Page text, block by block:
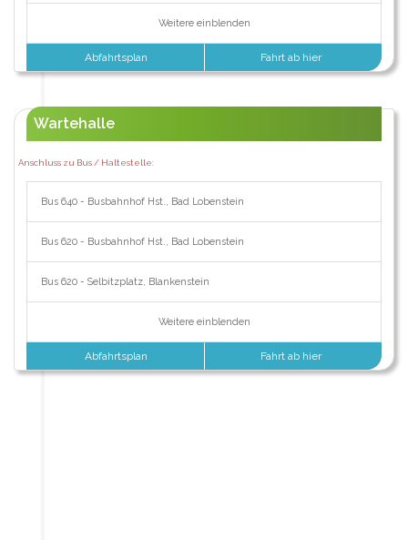
Weitere einblenden
Abfahrtsplan Fahrt ab hier
Wartehalle
Anschluss zu Bus / Haltestelle:
Bus 640 - Busbahnhof Hst., Bad Lobenstein
Bus 620 - Busbahnhof Hst., Bad Lobenstein
Bus 620 - Selbitzplatz, Blankenstein
Weitere einblenden
Abfahrtsplan Fahrt ab hier